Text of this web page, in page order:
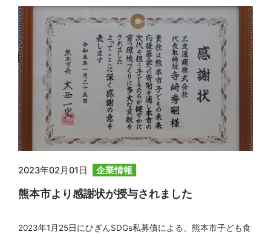
興の一助となる取組みを行ってまいります。 （期間：2023年
2月6日～ […]
2023年02月01日 企業情報
熊本市より感謝状が授与されました
2023年1月25日にひぎんSDGs私募債による、熊本市子ども食